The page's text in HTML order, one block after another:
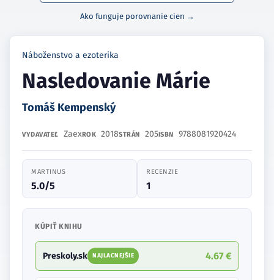
Ako funguje porovnanie cien →
Náboženstvo a ezoterika
Nasledovanie Márie
Tomáš Kempenský
VYDAVATEĽ ZaexROK 2018STRÁN 205ISBN 9788081920424
MARTINUS
5.0/5
RECENZIE
1
KÚPIŤ KNIHU
Preskoly.sk NAJLACNEJŠIE 4.67 €